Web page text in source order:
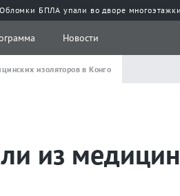
Обломки БПЛА упали во дворе
Новости
изоляторов в Конго
из